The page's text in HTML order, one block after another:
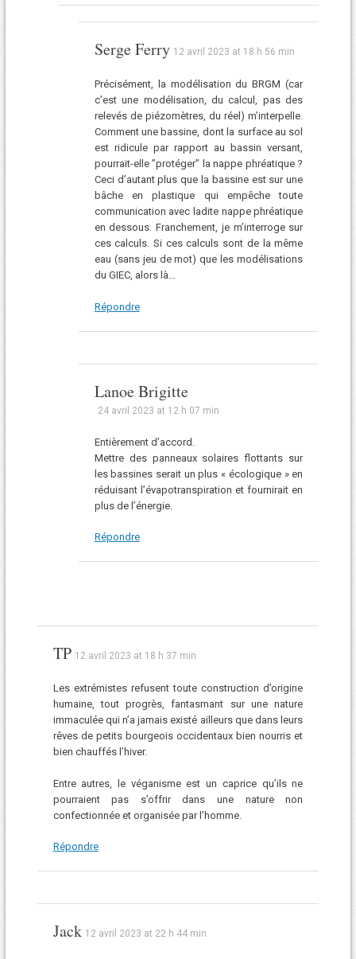
Serge Ferry 12 avril 2023 at 18 h 56 min
Précisément, la modélisation du BRGM (car
c’est une modélisation, du calcul, pas des
relevés de piézomètres, du réel) m’interpelle.
Comment une bassine, dont la surface au sol
est ridicule par rapport au bassin versant,
pourrait-elle ”protéger” la nappe phréatique ?
Ceci d’autant plus que la bassine est sur une
bâche en plastique qui empêche toute
communication avec ladite nappe phréatique
en dessous. Franchement, je m’interroge sur
ces calculs. Si ces calculs sont de la même
eau (sans jeu de mot) que les modélisations
du GIEC, alors là…
Répondre
Lanoe Brigitte
24 avril 2023 at 12 h 07 min
Entièrement d’accord.
Mettre des panneaux solaires flottants sur
les bassines serait un plus « écologique » en
réduisant l’évapotranspiration et fournirait en
plus de l’énergie.
Répondre
TP 12 avril 2023 at 18 h 37 min
Les extrémistes refusent toute construction d’origine
humaine, tout progrès, fantasmant sur une nature
immaculée qui n’a jamais existé ailleurs que dans leurs
rêves de petits bourgeois occidentaux bien nourris et
bien chauffés l’hiver.
Entre autres, le véganisme est un caprice qu’ils ne
pourraient pas s’offrir dans une nature non
confectionnée et organisée par l’homme.
Répondre
Jack 12 avril 2023 at 22 h 44 min